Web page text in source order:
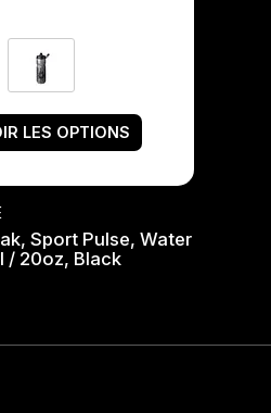
LES OPTIONS
Sport Pulse, Water
/ 20oz, Black